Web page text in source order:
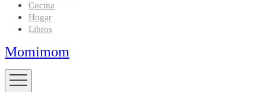
Cocina
Hogar
Libros
Momimom